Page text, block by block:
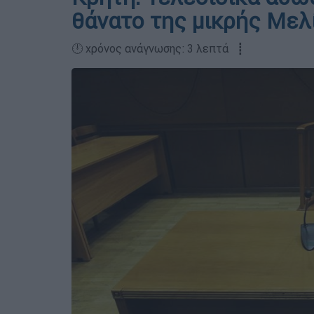
θάνατο της μικρής
🕛 χρόνος ανάγνωσης: 3 λεπτά ┋